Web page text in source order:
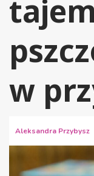
w
Aleksandra Przybysz